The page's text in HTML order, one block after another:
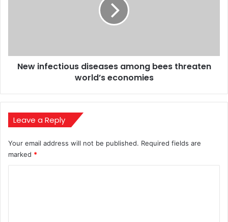
New infectious diseases among bees threaten
world’s economies
Leave a Reply
Your email address will not be published. Required fields are
marked *